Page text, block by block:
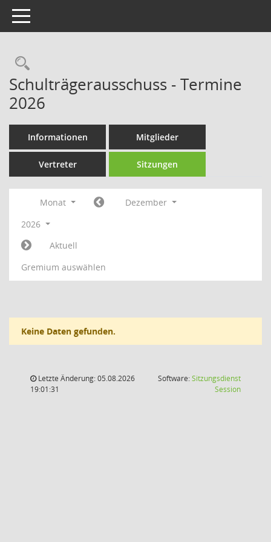
Toggle navigation
Rechercheauswahl
Schulträgerausschuss - Termine
2026
Informationen Mitglieder
Vertreter Sitzungen
Monat
Dezember
2026
Aktuell
Gremium auswählen
Keine Daten gefunden.
Letzte Änderung: 05.08.2026
19:01:31
Software:Sitzungsdienst
Session(Wird in